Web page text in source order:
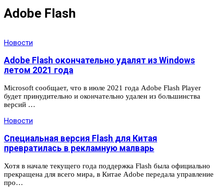
Adobe Flash
Новости
Adobe Flash окончательно удалят из Windows
летом 2021 года
Microsoft сообщает, что в июле 2021 года Adobe Flash Player
будет принудительно и окончательно удален из большинства
версий …
Новости
Специальная версия Flash для Китая
превратилась в рекламную малварь
Хотя в начале текущего года поддержка Flash была официально
прекращена для всего мира, в Китае Adobe передала управление
про…